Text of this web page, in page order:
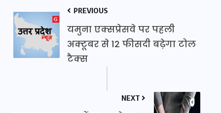
PREVIOUS
यमुना एक्सप्रेसवे पर पहली
अक्टूबर से 12 फीसदी बढ़ेगा टोल
टैक्स
NEXT